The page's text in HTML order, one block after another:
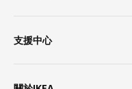
支援中心